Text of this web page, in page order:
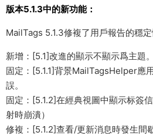
版本5.1.3中的新功能：
MailTags 5.1.3修複了用戶報告的穩定
新增：[5.1]改進的顯示不顯示爲主題。
固定：[5.1.1]背景MailTagsHelper應
誤。
固定：[5.1.2]在經典視圖中顯示标簽
射時崩潰）
修複：[5.1.2]查看/更新消息時發生間